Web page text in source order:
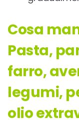
Cosa
Pasta,
farro,
legumi,
olio